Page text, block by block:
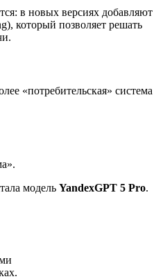
в новых версиях добавляют
который позволяет решать
«потребительская» система
модель YandexGPT 5 Pro.